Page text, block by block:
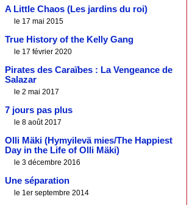
A Little Chaos (Les jardins du roi)
le 17 mai 2015
True History of the Kelly Gang
le 17 février 2020
Pirates des Caraïbes : La Vengeance de
Salazar
le 2 mai 2017
7 jours pas plus
le 8 août 2017
Olli Mäki (Hymyilevä mies/The Happiest
Day in the Life of Olli Mäki)
le 3 décembre 2016
Une séparation
le 1er septembre 2014